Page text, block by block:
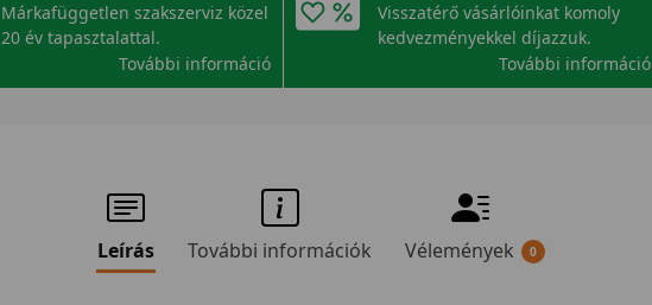
Márkafüggetlen szakszerviz közel
20 év tapasztalattal.
További információ
Visszatérő vásárlóinkat komoly
kedvezményekkel díjazzuk.
További információ
Leírás További információk Vélemények 0